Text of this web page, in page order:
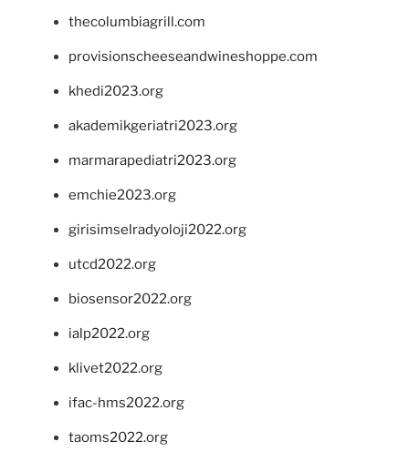
thecolumbiagrill.com
provisionscheeseandwineshoppe.com
khedi2023.org
akademikgeriatri2023.org
marmarapediatri2023.org
emchie2023.org
girisimselradyoloji2022.org
utcd2022.org
biosensor2022.org
ialp2022.org
klivet2022.org
ifac-hms2022.org
taoms2022.org